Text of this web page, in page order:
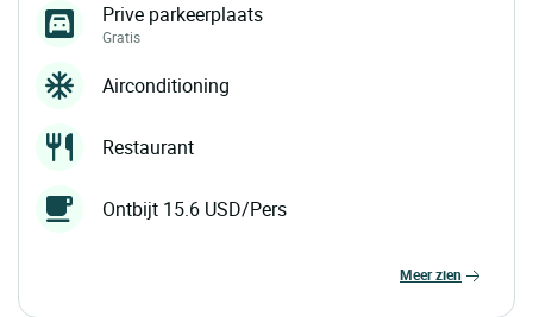
Prive parkeerplaats
Gratis
Airconditioning
Restaurant
Ontbijt 15.6 USD/Pers
meer zien